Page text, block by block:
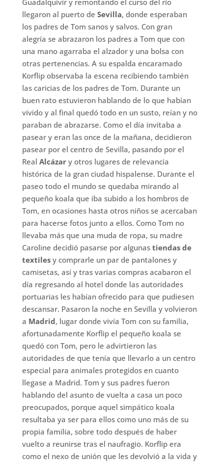
Guadalquivir y remontando el curso del río
llegaron al puerto de Sevilla, donde esperaban
los padres de Tom sanos y salvos. Con gran
alegría se abrazaron los padres a Tom que con
una mano agarraba el alzador y una bolsa con
otras pertenencias. A su espalda encaramado
Korflip observaba la escena recibiendo también
las caricias de los padres de Tom. Durante un
buen rato estuvieron hablando de lo que habían
vivido y al final quedó todo en un susto, reían y no
paraban de abrazarse. Como el día invitaba a
pasear y eran las once de la mañana, decidieron
pasear por el centro de Sevilla, pasando por el
Real Alcázary otros lugares de relevancia
histórica de la gran ciudad hispalense. Durante el
paseo todo el mundo se quedaba mirando al
pequeño koala que iba subido a los hombros de
Tom, en ocasiones hasta otros niños se acercaban
para hacerse fotos junto a ellos. Como Tom no
llevaba más que una muda de ropa, su madre
Caroline decidió pasarse por algunas tiendas de
textilesy comprarle un par de pantalones y
camisetas, así y tras varias compras acabaron el
día regresando al hotel donde las autoridades
portuarias les habían ofrecido para que pudiesen
descansar. Pasaron la noche en Sevilla y volvieron
a Madrid, lugar donde vivía Tom con su familia,
afortunadamente Korflip el pequeño koala se
quedó con Tom, pero le advirtieron las
autoridades de que tenía que llevarlo a un centro
especial para animales protegidos en cuanto
llegase a Madrid. Tom y sus padres fueron
hablando del asunto de vuelta a casa un poco
preocupados, porque aquel simpático koala
resultaba ya ser para ellos como uno más de su
propia familia, sobre todo después de haber
vuelto a reunirse tras el naufragio. Korflip era
como el nexo de unión que les devolvió a la vida y